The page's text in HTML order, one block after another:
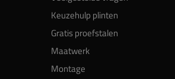
Keuzehulp plinten
Gratis proefstalen
Maatwerk
Montage